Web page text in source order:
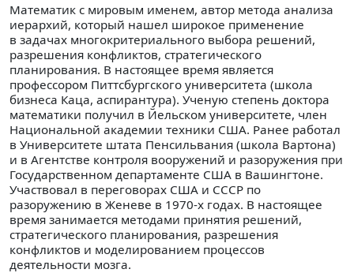
Математик с мировым именем, автор метода анализа
иерархий, который нашел широкое применение
в задачах многокритериального выбора решений,
разрешения конфликтов, стратегического
планирования. В настоящее время является
профессором Питтсбургского университета (школа
бизнеса Каца, аспирантура). Ученую степень доктора
математики получил в Йельском университете, член
Национальной академии техники США. Ранее работал
в Университете штата Пенсильвания (школа Вартона)
и в Агентстве контроля вооружений и разоружения при
Государственном департаменте США в Вашингтоне.
Участвовал в переговорах США и СССР по
разоружению в Женеве в 1970-х годах. В настоящее
время занимается методами принятия решений,
стратегического планирования, разрешения
конфликтов и моделированием процессов
деятельности мозга.